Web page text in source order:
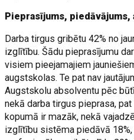
Pieprasījums, piedāvājums,
Darba tirgus gribētu 42% no
izglītību. Šādu pieprasījumu
visiem pieejamajiem
augstskolas. Te pat nav
Augstskolu absolventu pēc
nekā darba tirgus pieprasa,
kopumā ir mazāk, nekā
izglītību sistēma piedāvā